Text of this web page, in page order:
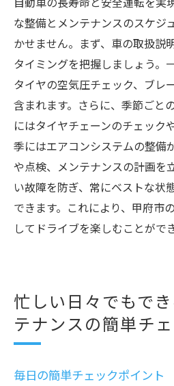
な整備とメンテナンスのスケジ
かせません。まず、車の取扱説
タイミングを把握しましょう。
タイヤの空気圧チェック、ブレ
含まれます。さらに、季節ごと
にはタイヤチェーンのチェック
季にはエアコンシステムの整備
や点検、メンテナンスの計画を
い故障を防ぎ、常にベストな状
できます。これにより、甲府市
してドライブを楽しむことがで
忙しい日々でもで
テナンスの簡単チ
毎日の簡単チェックポイント